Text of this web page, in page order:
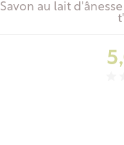
Savon au lait